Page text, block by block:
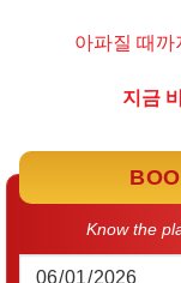
아파질 때까
지금
Know the